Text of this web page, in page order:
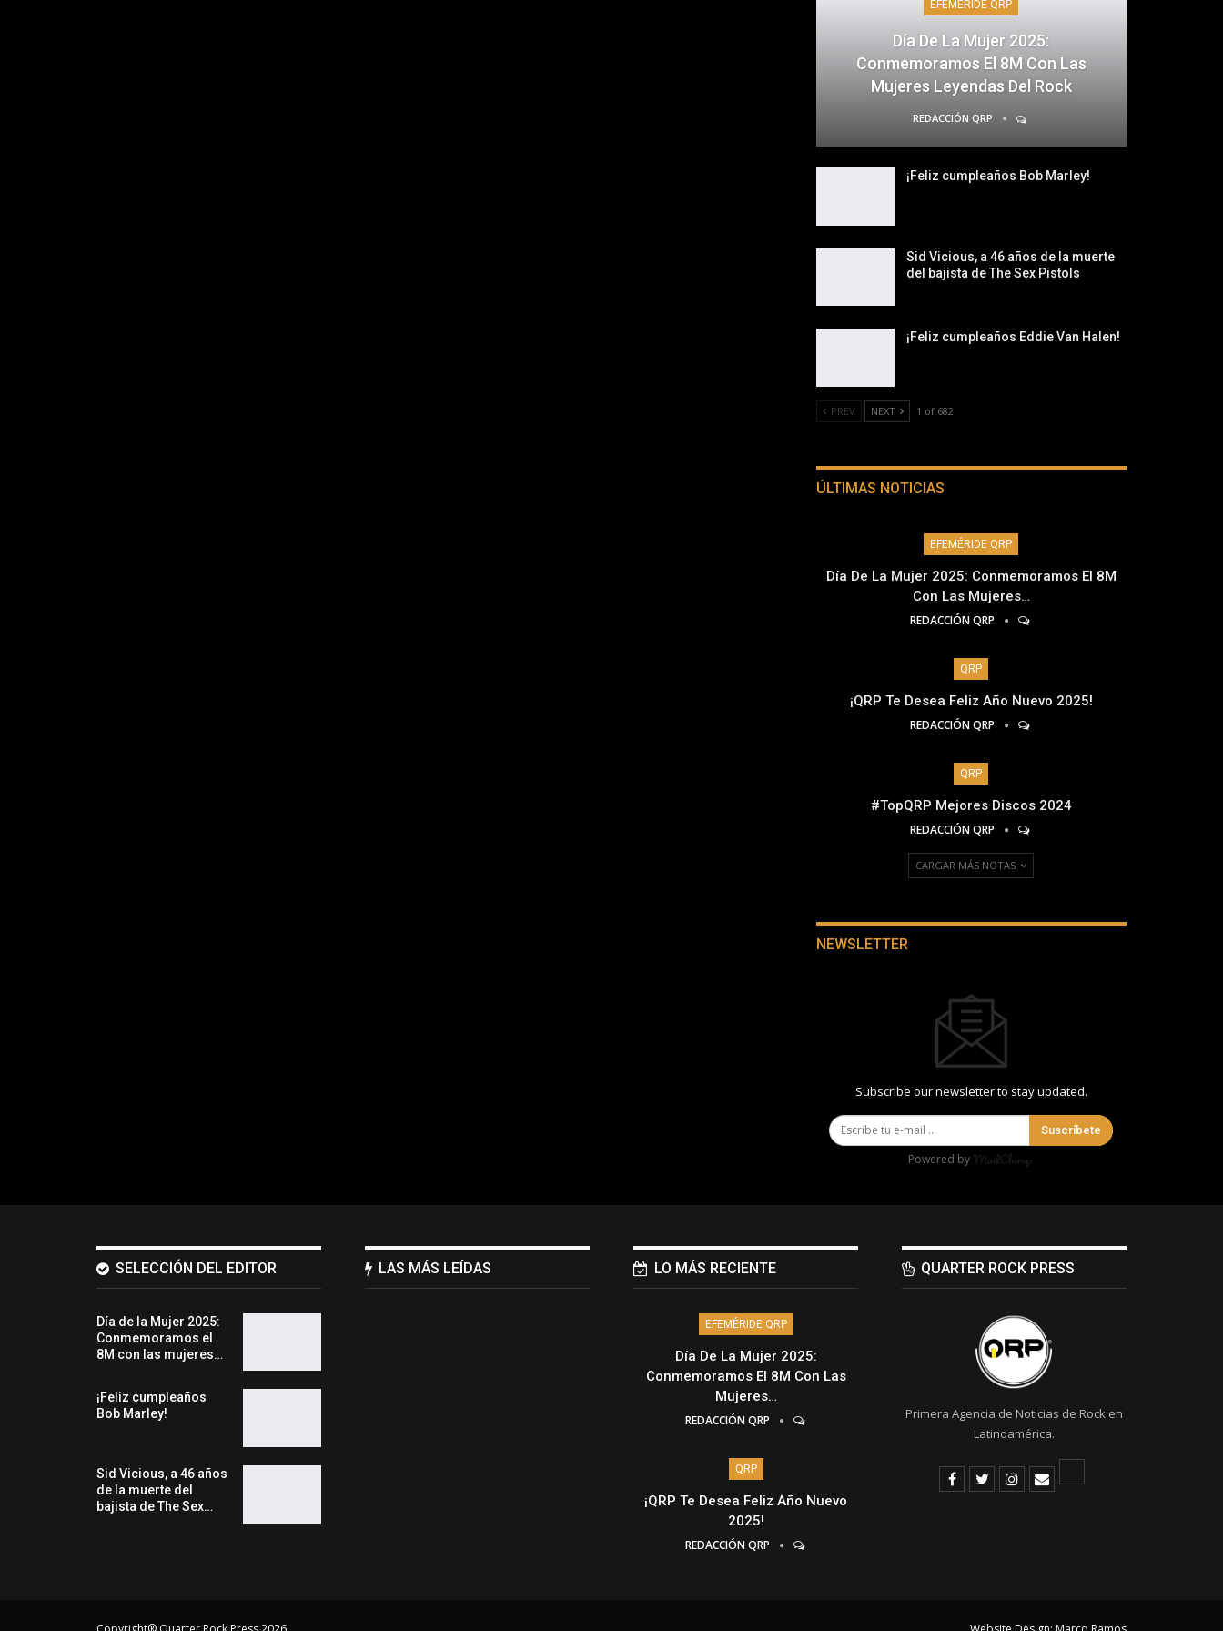
EFEMÉRIDE QRP
Día De La Mujer 2025:
Conmemoramos El 8M Con Las
Mujeres Leyendas Del Rock
REDACCIÓN QRP
¡Feliz cumpleaños Bob Marley!
Sid Vicious, a 46 años de la muerte
del bajista de The Sex Pistols
¡Feliz cumpleaños Eddie Van Halen!
PREV NEXT 1 of 682
ÚLTIMAS NOTICIAS
EFEMÉRIDE QRP
Día De La Mujer 2025: Conmemoramos El 8M
Con Las Mujeres…
REDACCIÓN QRP
QRP
¡QRP Te Desea Feliz Año Nuevo 2025!
REDACCIÓN QRP
QRP
#TopQRP Mejores Discos 2024
REDACCIÓN QRP
CARGAR MÁS NOTAS
NEWSLETTER
Subscribe our newsletter to stay updated.
Suscríbete
Powered by
SELECCIÓN DEL EDITOR
Día de la Mujer 2025:
Conmemoramos el
8M con las mujeres…
¡Feliz cumpleaños
Bob Marley!
Sid Vicious, a 46 años
de la muerte del
bajista de The Sex…
LAS MÁS LEÍDAS LO MÁS RECIENTE
EFEMÉRIDE QRP
Día De La Mujer 2025:
Conmemoramos El 8M Con Las
Mujeres…
REDACCIÓN QRP
QRP
¡QRP Te Desea Feliz Año Nuevo
2025!
REDACCIÓN QRP
QUARTER ROCK PRESS
Primera Agencia de Noticias de Rock en
Latinoamérica.